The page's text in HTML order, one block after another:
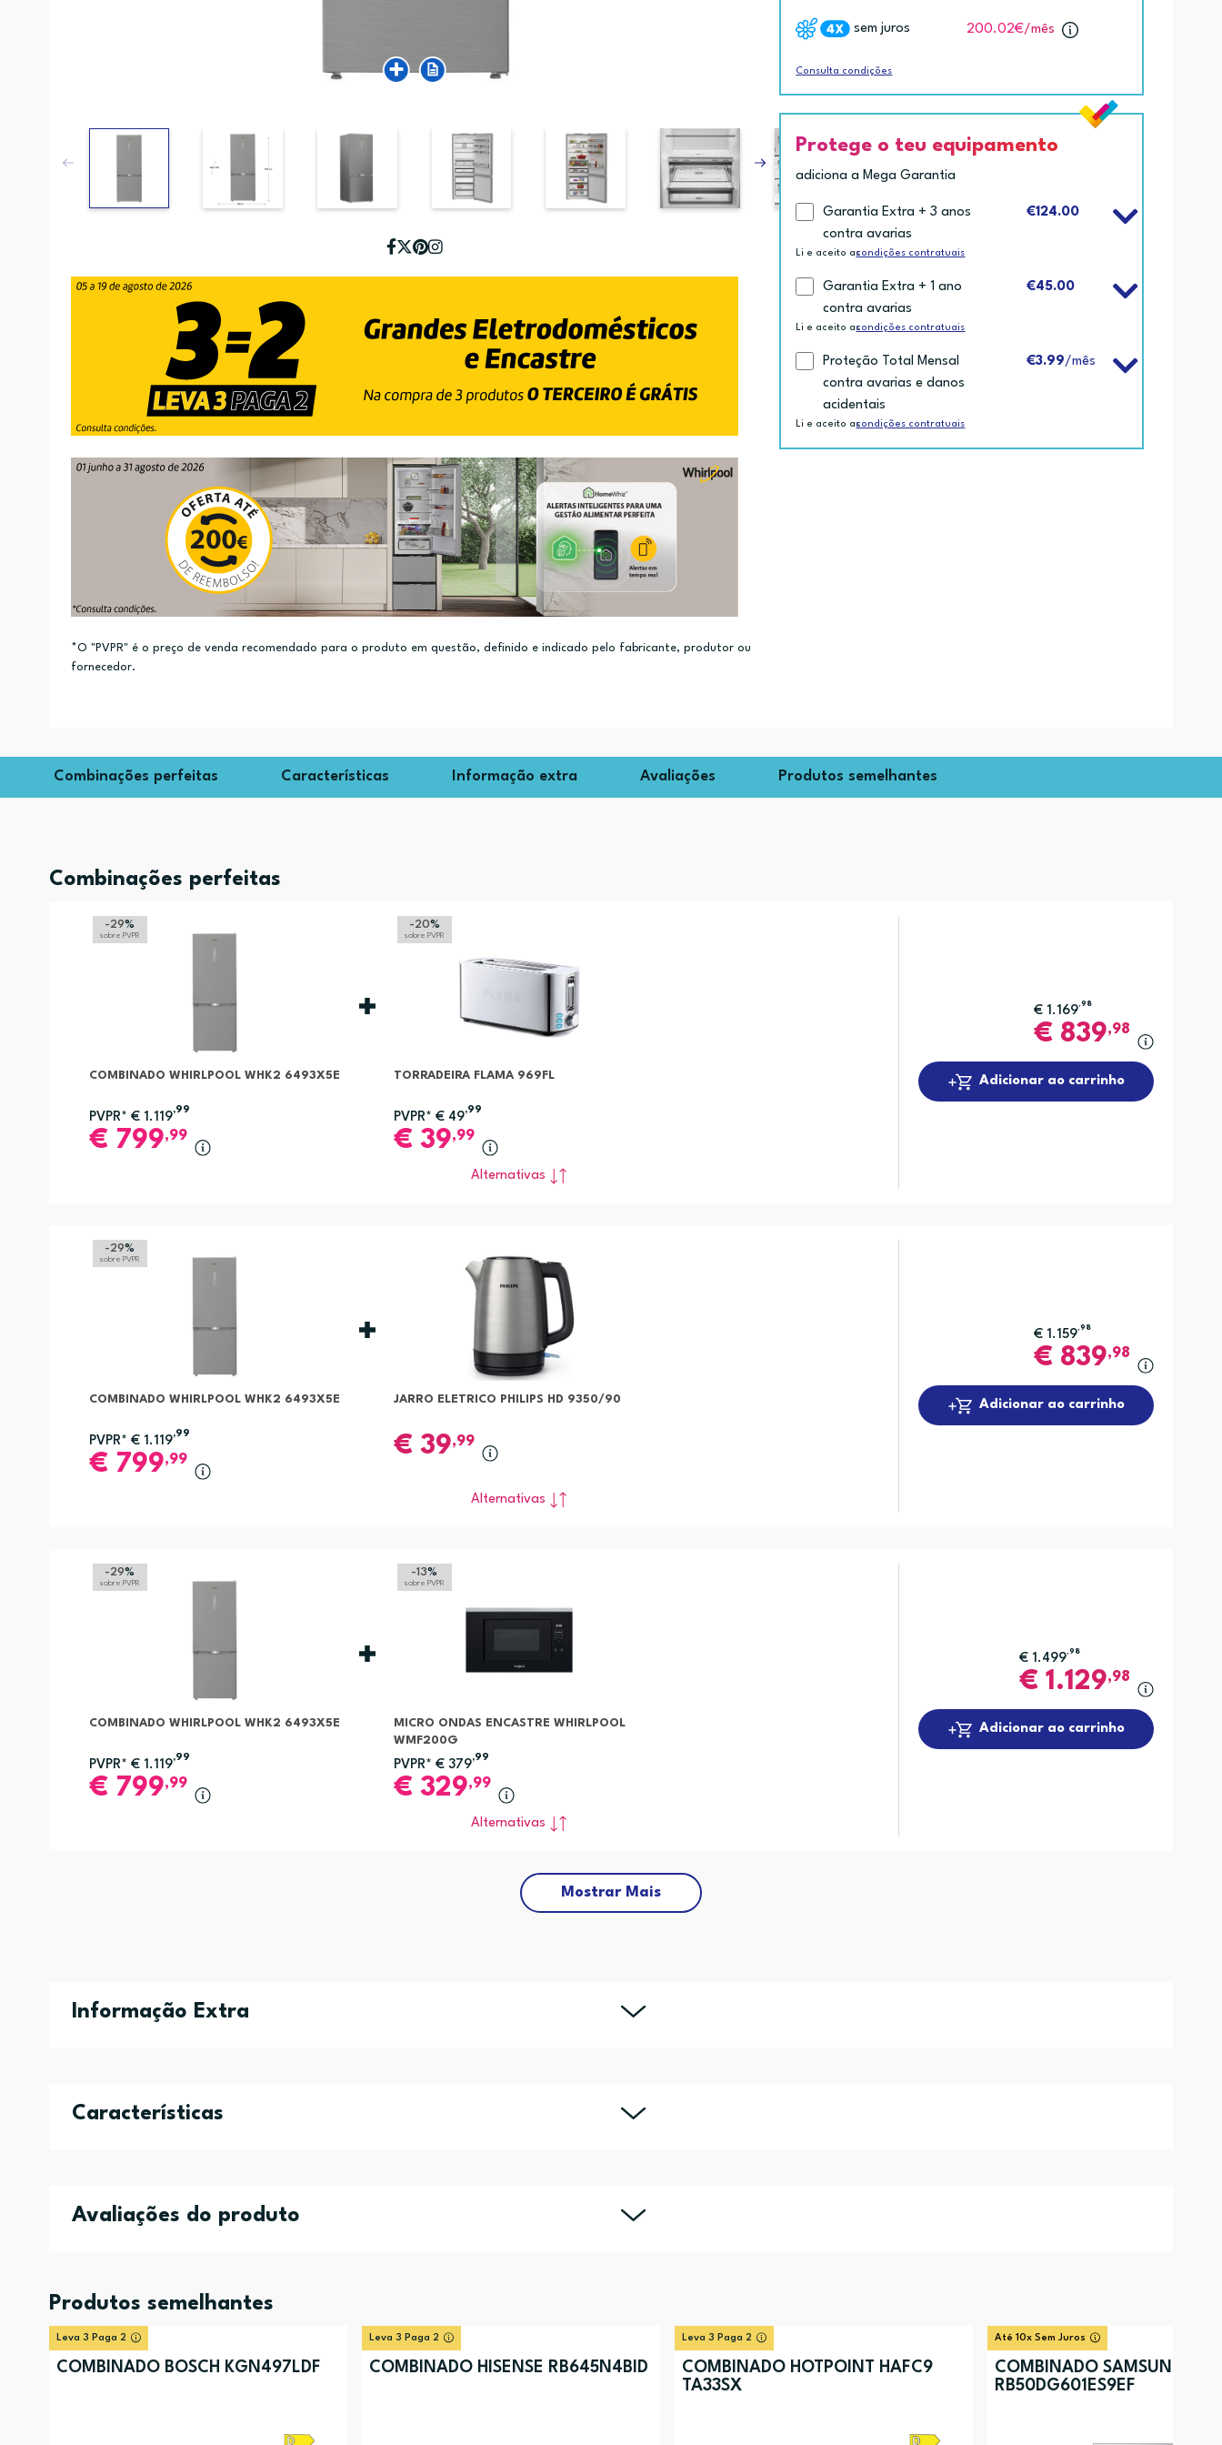
*O "PVPR" é o preço de venda recomendado para o produto em questão, definido e indicado pelo fabricante, produtor ou
fornecedor.
sem juros 200.02€/mês
Consulta condições
Protege o teu equipamento
adiciona a Mega Garantia
Garantia Extra + 3 anos
contra avarias
€124.00
Li e aceito ascondições contratuais
Garantia Extra + 1 ano
contra avarias
€45.00
Li e aceito ascondições contratuais
Proteção Total Mensal
contra avarias e danos
acidentais
€3.99/mês
Li e aceito ascondições contratuais
Combinações perfeitas Características Informação extra Avaliações Produtos semelhantes
Combinações perfeitas
-29%
sobre PVPR
COMBINADO WHIRLPOOL WHK2 6493X5E
PVPR* € 1.119
,99
€ 799,99
-20%
sobre PVPR
TORRADEIRA FLAMA 969FL
PVPR* € 49
,99
€ 39,99
Alternativas
€ 1.169,98
€ 839,98
Adicionar ao carrinho
-29%
sobre PVPR
COMBINADO WHIRLPOOL WHK2 6493X5E
PVPR* € 1.119
,99
€ 799,99
JARRO ELETRICO PHILIPS HD 9350/90
€ 39,99
Alternativas
€ 1.159,98
€ 839,98
Adicionar ao carrinho
-29%
sobre PVPR
COMBINADO WHIRLPOOL WHK2 6493X5E
PVPR* € 1.119
,99
€ 799,99
-13%
sobre PVPR
MICRO ONDAS ENCASTRE WHIRLPOOL
WMF200G
PVPR* € 379
,99
€ 329,99
Alternativas
€ 1.499,98
€1.129,98
Adicionar ao carrinho
Mostrar Mais
Informação Extra
Características
Avaliações do produto
Produtos semelhantes
Leva 3 Paga 2
COMBINADO BOSCH KGN497LDF
Leva 3 Paga 2
COMBINADO HISENSE RB645N4BID
Leva 3 Paga 2
COMBINADO HOTPOINT HAFC9
TA33SX
Até 10x Sem Juros
COMBINADO SAMSUNG
RB50DG601ES9EF